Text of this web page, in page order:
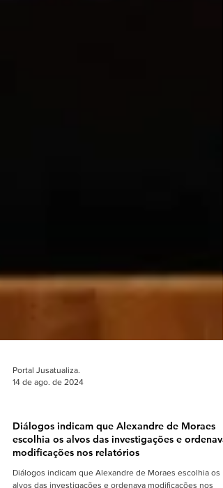
Portal Jusatualiza.
NOTÍCIAS: >POLITICA BRASIL
Diálogos indicam que Alexandre de Moraes
escolhia os alvos das investigações e ordenava
modificações nos relatórios